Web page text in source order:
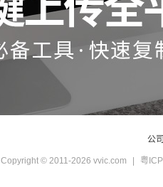
公
Copyright © 2011-2026 vvic.com 粤